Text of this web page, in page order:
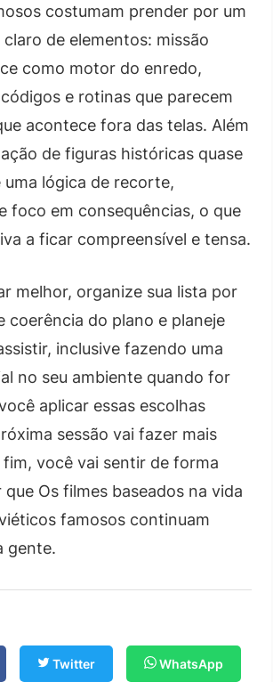
costumam prender por um
de elementos: missão
como motor do enredo,
e rotinas que parecem
acontece fora das telas. Além
de figuras históricas quase
uma lógica de recorte,
foco em consequências, o que
a ficar compreensível e tensa.
melhor, organize sua lista por
coerência do plano e planeje
inclusive fazendo uma
no seu ambiente quando for
aplicar essas escolhas
sessão vai fazer mais
você vai sentir de forma
que Os filmes baseados na vida
famosos continuam
gente.
Twitter WhatsApp